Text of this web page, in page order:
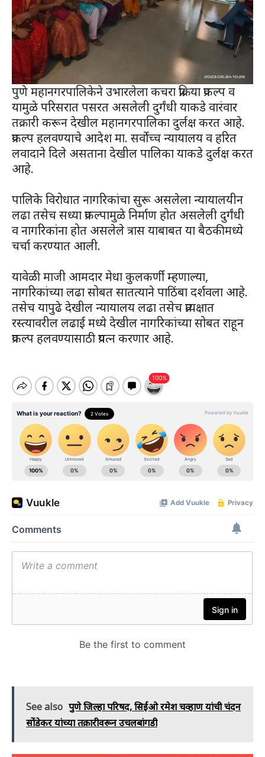
पुणे महानगरपालिकेने उभारलेला कचरा प्रक्रिया प्रकल्प व
यामुळे परिसरात पसरत असलेली दुर्गंधी याकडे वारंवार
तक्रारी करून देखील महानगरपालिका दुर्लक्ष करत आहे.
प्रकल्प हलवण्याचे आदेश मा. सर्वोच्च न्यायालय व हरित
लवादाने दिले असताना देखील पालिका याकडे दुर्लक्ष करत
आहे.
पालिके विरोधात नागरिकांचा सुरू असलेला न्यायालयीन
लढा तसेच सध्या प्रकल्पामुळे निर्माण होत असलेली दुर्गंधी
व नागरिकांना होत असलेले त्रास याबाबत या बैठकीमध्ये
चर्चा करण्यात आली.
यावेळी माजी आमदार मेधा कुलकर्णी म्हणाल्या,
नागरिकांच्या लढा सोबत सातत्याने पाठिंबा दर्शवला आहे.
तसेच यापुढे देखील न्यायालय लढा तसेच प्रत्यक्षात
रस्त्यावरील लढाई मध्ये देखील नागरिकांच्या सोबत राहून
प्रकल्प हलवण्यासाठी प्रयत्न करणार आहे.
See also पुणे जिल्हा परिषद, सिईओ रमेश चव्हाण यांची चंदन
सोंडेकर यांच्या तक्रारीवरून उचलबांगडी